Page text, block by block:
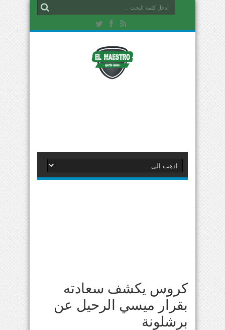
كروس يكشف سعادته
بقرار ميسي الرحيل عن
برشلونة